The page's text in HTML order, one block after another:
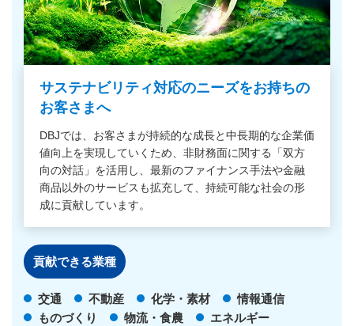
サステナビリティ対応のニーズをお持ちの
お客さまへ
DBJでは、お客さまが持続的な成長と中長期的な企業価
値向上を実現していくため、非財務面に関する「双方
向の対話」を活用し、最新のファイナンス手法や金融
商品以外のサービスも拡充して、持続可能な社会の形
成に貢献しています。
貢献できる業種
交通 不動産 化学・素材
情報通信
ものづくり
物流・食農
エネルギー